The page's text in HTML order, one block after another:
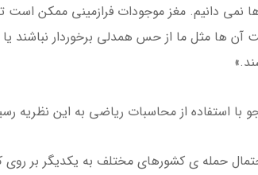
نمی دانیم. مغز موجودات فرازمینی ممکن است
ها مثل ما از حس همدلی برخوردار نباشند
با استفاده از محاسبات ریاضی به این نظریه
حمله ی کشورهای مختلف به یکدیگر بر روی